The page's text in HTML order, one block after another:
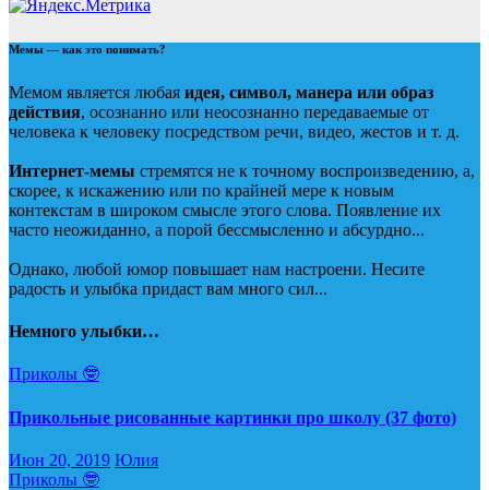
Мемы — как это понимать?
Мемом является любая идея, символ, манера или образ
действия, осознанно или неосознанно передаваемые от
человека к человеку посредством речи, видео, жестов и т. д.
Интернет-мемы стремятся не к точному воспроизведению, а,
скорее, к искажению или по крайней мере к новым
контекстам в широком смысле этого слова. Появление их
часто неожиданно, а порой бессмысленно и абсурдно...
Однако, любой юмор повышает нам настроени. Несите
радость и улыбка придаст вам много сил...
Немного улыбки…
Приколы 🤓
Прикольные рисованные картинки про школу (37 фото)
Июн 20, 2019 Юлия
Приколы 🤓